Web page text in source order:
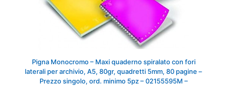
Pigna Monocromo – Maxi quaderno spiralato con fori
laterali per archivio, A5, 80gr, quadretti 5mm, 80 pagine –
Prezzo singolo, ord. minimo 5pz – 02155595M –